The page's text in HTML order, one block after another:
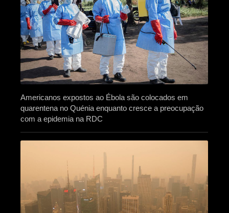
Americanos expostos ao Ébola são colocados em
quarentena no Quénia enquanto cresce a preocupação
com a epidemia na RDC